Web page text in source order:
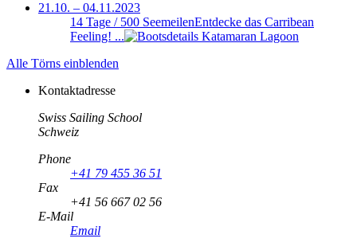
21.10. – 04.11.2023
14 Tage / 500 SeemeilenEntdecke das Carribean
Feeling! ...
Alle Törns einblenden
Kontaktadresse
Swiss Sailing School
Schweiz
Phone
+41 79 455 36 51
Fax
+41 56 667 02 56
E-Mail
Email